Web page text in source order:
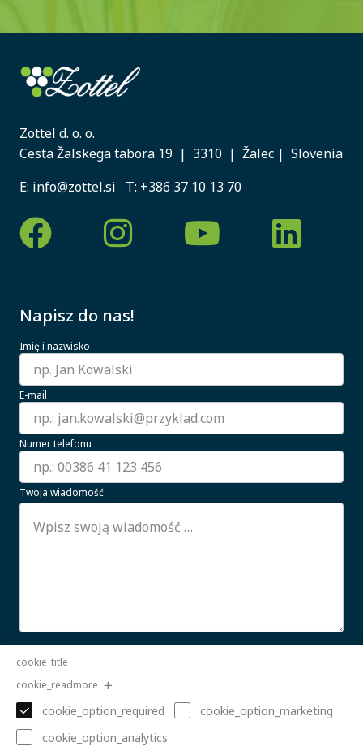
Zottel d. o. o.
Cesta Žalskega tabora 19 | 3310 | Žalec | Slovenia
E: info@zottel.si T: +386 37 10 13 70
Napisz do nas!
Imię i nazwisko
E-mail
Numer telefonu
Twoja wiadomość
Wyrażam zgodę na przetwarzanie moich danych
osobowych.
Wyślij
cookie_title
cookie_readmore
cookie_option_required
cookie_option_marketing
cookie_option_analytics